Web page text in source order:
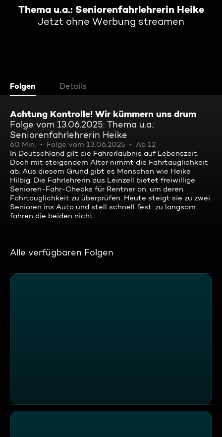
Thema u.a.: Seniorenfahrlehrerin Heike
Jetzt ohne Werbung streamen
Folgen Details
Achtung Kontrolle! Wir kümmern uns drum
Folge vom 13.06.2025: Thema u.a.:
Seniorenfahrlehrerin Heike
60 Min. Folge vom 13.06.2025
Ab 12
In Deutschland gilt die Fahrerlaubnis auf Lebenszeit.
Doch mit steigendem Alter nimmt die Fahrtauglichkeit
ab. Aus diesem Grund gibt es Menschen wie Heike
Hilbig. Die Fahrlehrerin aus Leinzell bietet freiwillige
Senioren-Fahr-Checks für Rentner an, um deren
Fahrtauglichkeit zu überprüfen. Heute steigt sie zu zwei
Senioren ins Auto und stell schnell fest: zu langsam
fahren die beiden nicht.
Alle verfügbaren Folgen
Verkehrsdienst Bremerhaven – Drei Reifen, ein Problem